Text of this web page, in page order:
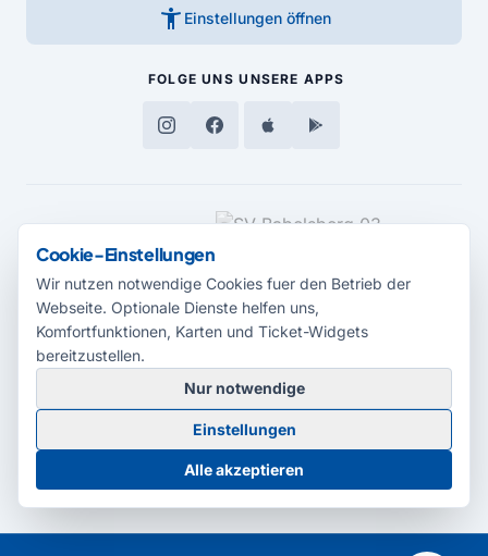
accessibility_new Einstellungen öffnen
FOLGE UNS UNSERE APPS
MEDIENPARTNER
© 2026 Radio Potsdam. Webseite entwickelt durch dieMedienagentur
Babelsberg
BarrierefreiheitserklärungAGBDatenschutzImpressum
Cookie-Einstellungen
Cookie-Einstellungen
Wir nutzen notwendige Cookies fuer den Betrieb der
Webseite. Optionale Dienste helfen uns,
Komfortfunktionen, Karten und Ticket-Widgets
bereitzustellen.
Nur notwendige
Einstellungen
Alle akzeptieren